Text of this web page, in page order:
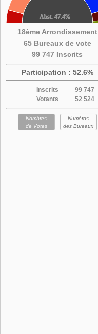
18ème Arrondissement
65 Bureaux de vote
99 747 Inscrits
Participation : 52.6%
Inscrits
99 747
Votants
52 524
Nombres
de Votes
Numéros
des Bureaux